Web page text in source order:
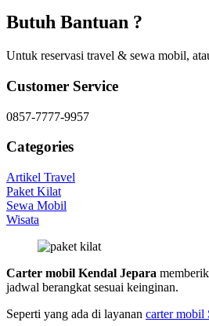
Butuh Bantuan ?
Untuk reservasi travel & sewa mobil,
Customer Service
0857-7777-9957
Categories
Artikel Travel
Paket Kilat
Sewa Mobil
Wisata
Carter mobil Kendal Jepara
jadwal berangkat sesuai keinginan.
Seperti yang ada di layanan carter mobil